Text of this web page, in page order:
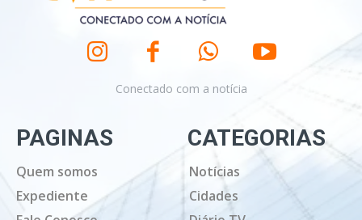
Conectado com a notícia
PAGINAS
Quem somos
Expediente
CATEGORIAS
Notícias
Cidades